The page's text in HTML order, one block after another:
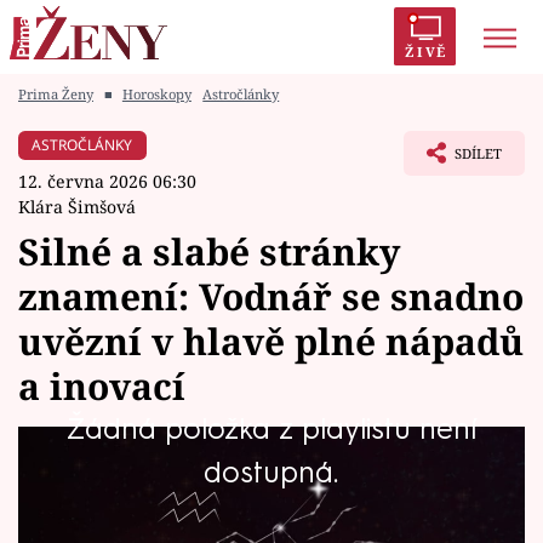
ŽIVĚ
Módní alarm
Témata
Celebrity
Vztahy
Prima Ženy ■ Horoskopy Astročlánky
ASTROČLÁNKY
12. června 2026 06:30
Klára Šimšová
SDÍLET
Silné a slabé stránky
znamení: Vodnář se snadno
uvězní v hlavě plné nápadů
a inovací
Žádná položka z playlistu není
dostupná.
Vodnář patří mezi nejoriginálnější,
nejpokrokovější a nejnezávislejší znamení
zvěrokruhu. Lidé narození v tomto znamení